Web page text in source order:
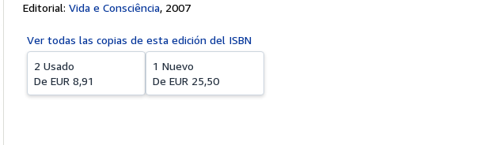
Editorial: Vida e Consciência, 2007
Ver todas las copias de esta edición del ISBN
2 Usado
De EUR 8,91
1 Nuevo
De EUR 25,50